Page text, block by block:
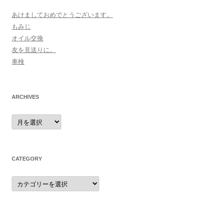
あけましておめでとうございます。
もみじ
オイル交換
友を見送りに。
車検
ARCHIVES
archives
CATEGORY
category